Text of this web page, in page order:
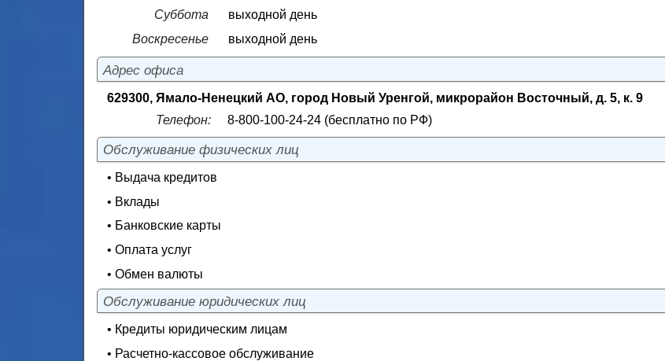
Суббота
выходной день
Воскресенье
выходной день
Адрес офиса
629300, Ямало-Ненецкий АО, город Новый Уренгой, микрорайон Восточный, д. 5, к. 9
Телефон:
8-800-100-24-24 (бесплатно по РФ)
Обслуживание физических лиц
• Выдача кредитов
• Вклады
• Банковские карты
• Оплата услуг
• Обмен валюты
Обслуживание юридических лиц
• Кредиты юридическим лицам
• Расчетно-кассовое обслуживание